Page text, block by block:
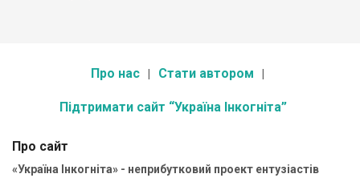
Про нас Стати автором
Підтримати сайт “Україна Інкогніта”
Про сайт
«Україна Інкогніта» - неприбутковий проект ентузіастів